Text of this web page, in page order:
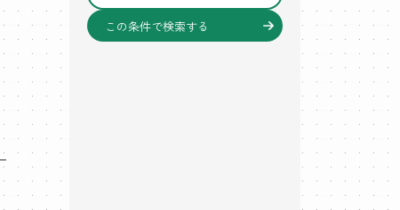
この条件で検索する